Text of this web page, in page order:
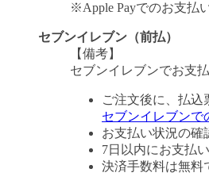
※Apple Payでのお支払
セブンイレブン（前払）
【備考】
セブンイレブンでお支
ご注文後に、払込
セブンイレブンで
お支払い状況の確
7日以内にお支払
決済手数料は無料